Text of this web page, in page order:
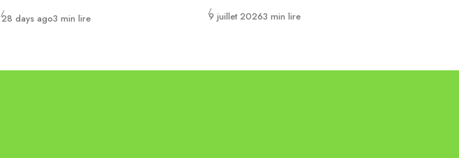
Publié
28 days ago3 min lire Publié
9 juillet 20263 min lire